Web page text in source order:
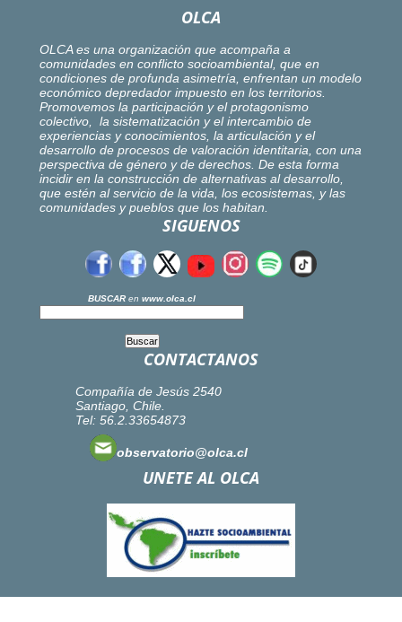
OLCA
OLCA es una organización que acompaña a
comunidades en conflicto socioambiental, que en
condiciones de profunda asimetría, enfrentan un modelo
económico depredador impuesto en los territorios.
Promovemos la participación y el protagonismo
colectivo, la sistematización y el intercambio de
experiencias y conocimientos, la articulación y el
desarrollo de procesos de valoración identitaria, con una
perspectiva de género y de derechos. De esta forma
incidir en la construcción de alternativas al desarrollo,
que estén al servicio de la vida, los ecosistemas, y las
comunidades y pueblos que los habitan.
SIGUENOS
BUSCAR en www.olca.cl
CONTACTANOS
Compañía de Jesús 2540
Santiago, Chile.
Tel: 56.2.33654873
observatorio@olca.cl
UNETE AL OLCA